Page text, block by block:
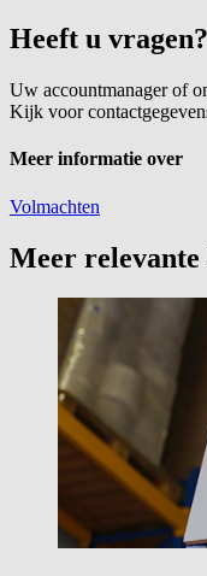
Heeft u
Uw accountmanager of
Kijk voor
Meer informatie over
Volmachten
Meer